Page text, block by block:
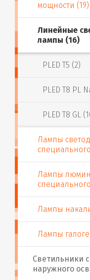
мощности (19)
Линейные
лампы (16)
PLED T5 (2)
PLED T8 PL
PLED T8 GL
Лампы
Лампы
Лампы
Лампы
Светильники
наружного